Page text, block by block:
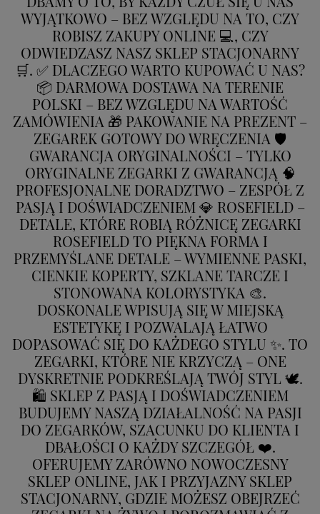
WYJĄTKOWO – BEZ WZGLĘDU NA TO, CZY
ROBISZ ZAKUPY ONLINE 💻, CZY
ODWIEDZASZ NASZ SKLEP STACJONARNY
🛒. ✅ DLACZEGO WARTO KUPOWAĆ U NAS?
📦 DARMOWA DOSTAWA NA TERENIE
POLSKI – BEZ WZGLĘDU NA WARTOŚĆ
ZAMÓWIENIA 🎁 PAKOWANIE NA PREZENT –
ZEGAREK GOTOWY DO WRĘCZENIA 🛡️
GWARANCJA ORYGINALNOŚCI – TYLKO
ORYGINALNE ZEGARKI Z GWARANCJĄ 🧠
PROFESJONALNE DORADZTWO – ZESPÓŁ Z
PASJĄ I DOŚWIADCZENIEM 💎 ROSEFIELD –
DETALE, KTÓRE ROBIĄ RÓŻNICĘ ZEGARKI
ROSEFIELD TO PIĘKNA FORMA I
PRZEMYŚLANE DETALE – WYMIENNE PASKI,
CIENKIE KOPERTY, SZKLANE TARCZE I
STONOWANA KOLORYSTYKA 🎨.
DOSKONALE WPISUJĄ SIĘ W MIEJSKĄ
ESTETYKĘ I POZWALAJĄ ŁATWO
DOPASOWAĆ SIĘ DO KAŻDEGO STYLU ✨. TO
ZEGARKI, KTÓRE NIE KRZYCZĄ – ONE
DYSKRETNIE PODKREŚLAJĄ TWÓJ STYL 🕊️.
🛍️ SKLEP Z PASJĄ I DOŚWIADCZENIEM
BUDUJEMY NASZĄ DZIAŁALNOŚĆ NA PASJI
DO ZEGARKÓW, SZACUNKU DO KLIENTA I
DBAŁOŚCI O KAŻDY SZCZEGÓŁ ❤️.
OFERUJEMY ZARÓWNO NOWOCZESNY
SKLEP ONLINE, JAK I PRZYJAZNY SKLEP
STACJONARNY, GDZIE MOŻESZ OBEJRZEĆ